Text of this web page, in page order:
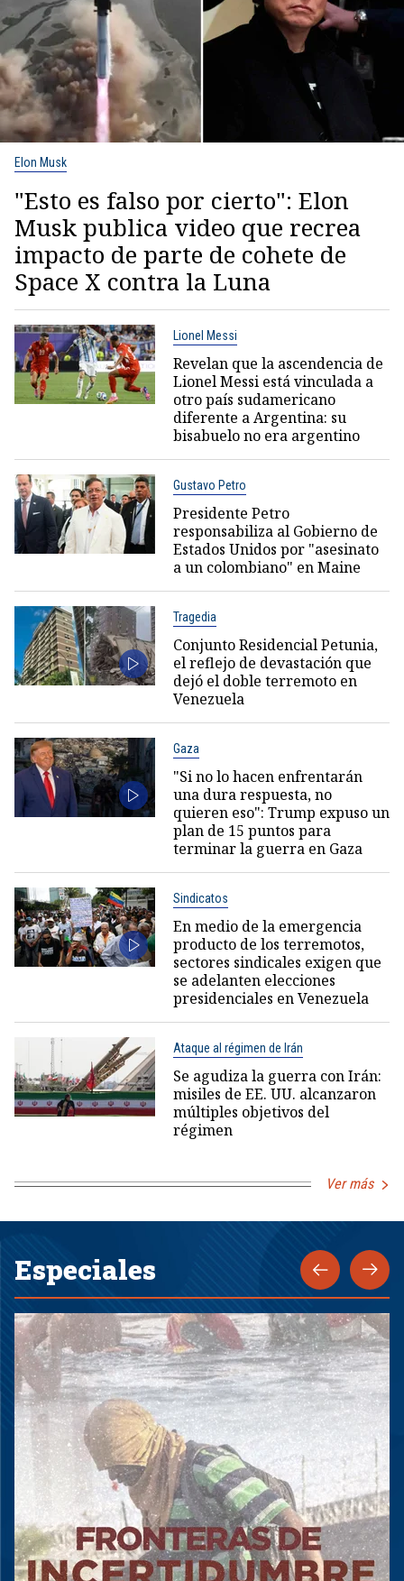
Elon Musk
"Esto es falso por cierto": Elon
Musk publica video que recrea
impacto de parte de cohete de
Space X contra la Luna
Lionel Messi
Revelan que la ascendencia de
Lionel Messi está vinculada a
otro país sudamericano
diferente a Argentina: su
bisabuelo no era argentino
Gustavo Petro
Presidente Petro
responsabiliza al Gobierno de
Estados Unidos por "asesinato
a un colombiano" en Maine
Tragedia
Conjunto Residencial Petunia,
el reflejo de devastación que
dejó el doble terremoto en
Venezuela
Gaza
"Si no lo hacen enfrentarán
una dura respuesta, no
quieren eso": Trump expuso un
plan de 15 puntos para
terminar la guerra en Gaza
Sindicatos
En medio de la emergencia
producto de los terremotos,
sectores sindicales exigen que
se adelanten elecciones
presidenciales en Venezuela
Ataque al régimen de Irán
Se agudiza la guerra con Irán:
misiles de EE. UU. alcanzaron
múltiples objetivos del
régimen
Ver más
Especiales